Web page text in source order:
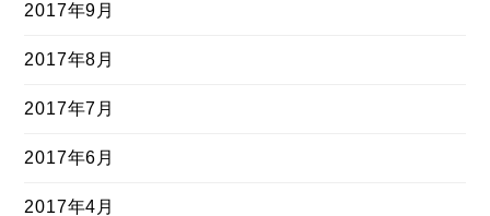
2017年9月
2017年8月
2017年7月
2017年6月
2017年4月